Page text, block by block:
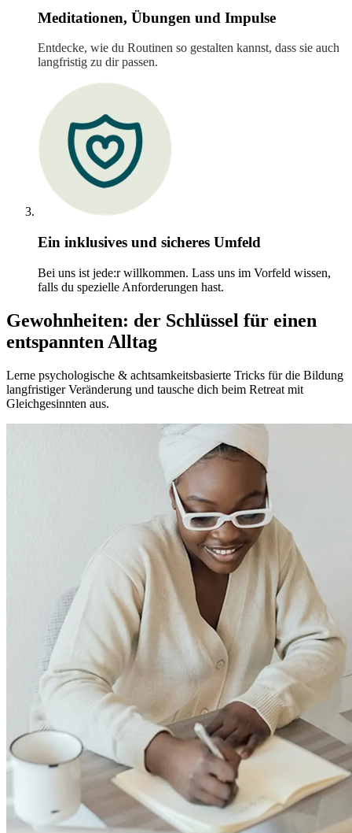
Meditationen, Übungen und Impulse
Entdecke, wie du Routinen so gestalten kannst, dass sie auch
langfristig zu dir passen.
Ein inklusives und sicheres Umfeld
Bei uns ist jede:r willkommen. Lass uns im Vorfeld wissen,
falls du spezielle Anforderungen hast.
Gewohnheiten: der Schlüssel für einen
entspannten Alltag
Lerne psychologische & achtsamkeitsbasierte Tricks für die Bildung
langfristiger Veränderung und tausche dich beim Retreat mit
Gleichgesinnten aus.